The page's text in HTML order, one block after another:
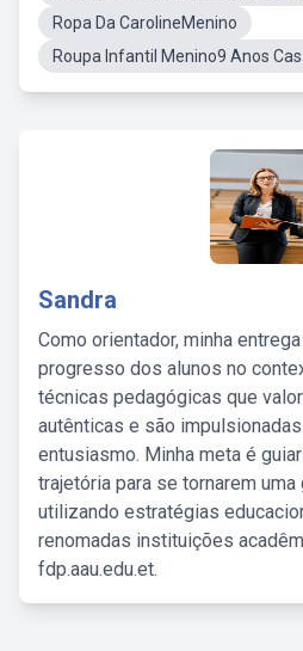
Ropa Da CarolineMenino
Roupa Infantil Menino9 Anos
Sandra
Como orientador, minha
progresso dos alunos no
técnicas pedagógicas que
autênticas e são
entusiasmo. Minha meta é
trajetória para se tornarem
utilizando estratégias
renomadas instituições
fdp.aau.edu.et.